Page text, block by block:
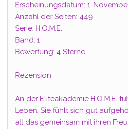
Erscheinungsdatum: 1.
Anzahl der Seiten: 449
Serie: H.O.M.E.
Band: 1
Bewertung: 4 Sterne
Rezension
An der Eliteakademie H.O.M.E.
Leben. Sie fühlt sich gut
all das gemeinsam mit ihren